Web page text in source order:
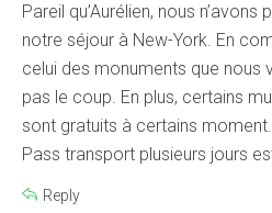
Pareil qu’Aurélien, nous
notre séjour à New-York. En
celui des monuments que nous
pas le coup. En plus, certains
sont gratuits à certains
Pass transport plusieurs jours
Reply